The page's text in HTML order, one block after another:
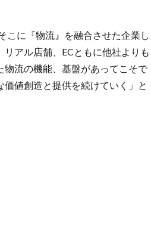
こに『物流』を融合させた企業し
アル店舗、ECともに他社よりも
流の機能、基盤があってこそで
値創造と提供を続けていく」と